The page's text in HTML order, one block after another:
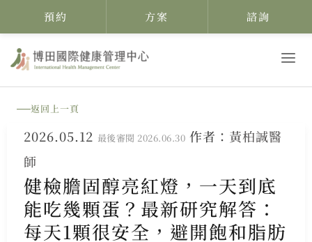
至
主
預約 方案 諮詢
返回上一頁
2026.05.12 最後審閱 2026.06.30 作者： 黃柏誠醫
師
健檢膽固醇亮紅燈，一天到底
能吃幾顆蛋？最新研究解答：
每天1顆很安全，避開飽和脂肪